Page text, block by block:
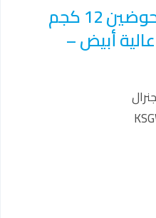
غسالة سوبر جنرال حوضين 12 كجم
أبيض –